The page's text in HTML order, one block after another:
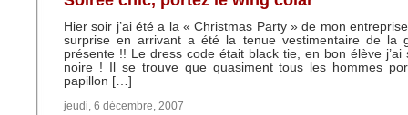
Hier soir j’ai été a la « Christmas Party » de mon
surprise en arrivant a été la tenue vestimentaire de la
présente !! Le dress code était black tie, en bon élève j’ai
noire ! Il se trouve que quasiment tous les hommes
papillon […]
jeudi, 6 décembre, 2007